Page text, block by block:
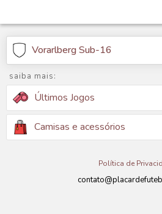
Vorarlberg Sub-16
saiba mais:
Últimos Jogos
Camisas e acessórios
Política de